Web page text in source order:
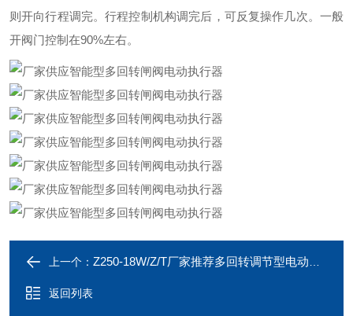
则开向行程调完。行程控制机构调完后，可反复操作几次。一般
开阀门控制在90%左右。
上一个： Z250-18W/Z/T厂家推荐多回转调节型电动执行器
返回列表